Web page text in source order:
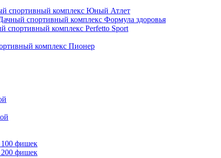
спортивный комплекс Юный Атлет
спортивный комплекс Формула здоровья
спортивный комплекс Perfetto Sport
комплекс Пионер
100 фишек
200 фишек